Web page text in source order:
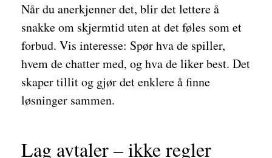
Når du anerkjenner det, blir det lettere å
snakke om skjermtid uten at det føles som et
forbud. Vis interesse: Spør hva de spiller,
hvem de chatter med, og hva de liker best. Det
skaper tillit og gjør det enklere å finne
løsninger sammen.
Lag avtaler – ikke regler